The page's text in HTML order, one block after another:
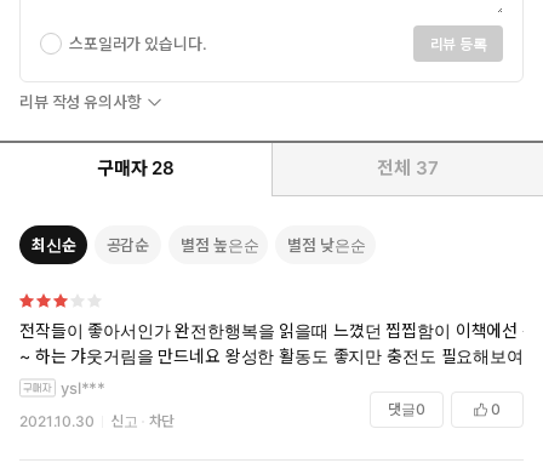
스포일러가 있습니다. 리뷰 등록
리뷰 작성 유의사항
구매자 28 전체 37
최신순 공감순 별점 높은순 별점 낮은순
전작들이 좋아서인가 완전한행복을 읽을때 느꼈던 찝찝함이 이책에선 음
~ 하는 갸웃거림을 만드네요 왕성한 활동도 좋지만 충전도 필요해보여요
ysl***
2021.10.30 신고 차단
댓글0 0